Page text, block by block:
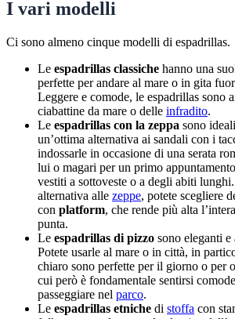
I vari modelli
Ci sono almeno cinque modelli di espadrillas.
Le espadrillas classiche hanno una
perfette per andare al mare o in gita
Leggere e comode, le espadrillas sono
ciabattine da mare o delle infradito.
Le espadrillas con la zeppa sono
un’ottima alternativa ai sandali con i
indossarle in occasione di una serata
lui o magari per un primo
vestiti a sottoveste o a degli abiti
alternativa alle zeppe, potete scegliere
con platform, che rende più alta
punta.
Le espadrillas di pizzo sono eleganti e
Potete usarle al mare o in città, in
chiaro sono perfette per il giorno o per
cui però è fondamentale sentirsi
passeggiare nel parco.
Le espadrillas etniche di stoffa con